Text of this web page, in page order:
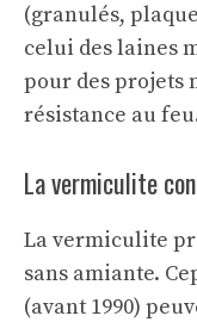
(granulés,
celui des laines
pour des projets
résistance au
La vermiculite
La vermiculite
sans amiante.
(avant 1990)